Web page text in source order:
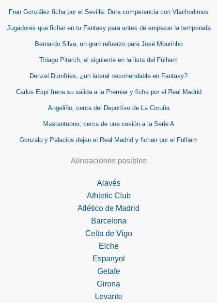
Fran González ficha por el Sevilla: Dura competencia con Vlachodimos
Jugadores que fichar en tu Fantasy para antes de empezar la temporada
Bernardo Silva, un gran refuerzo para José Mourinho
Thiago Pitarch, el siguiente en la lista del Fulham
Denzel Dumfries, ¿un lateral recomendable en Fantasy?
Carlos Espí frena su salida a la Premier y ficha por el Real Madrid
Angeliño, cerca del Deportivo de La Coruña
Mastantuono, cerca de una cesión a la Serie A
Gonzalo y Palacios dejan el Real Madrid y fichan por el Fulham
Alineaciones posibles
Alavés
Athletic Club
Atlético de Madrid
Barcelona
Celta de Vigo
Elche
Espanyol
Getafe
Girona
Levante